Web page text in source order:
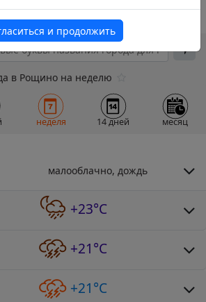
в Рощино на неделю
неделя 14 дней месяц
малооблачно, дождь
+23°C
+21°C
+21°C
и продолжить